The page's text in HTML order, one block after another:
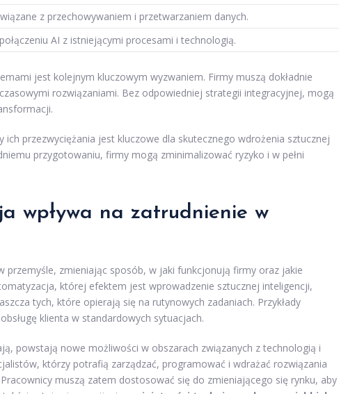
z przechowywaniem i przetwarzaniem danych.
AI z istniejącymi procesami i technologią.
jest kolejnym kluczowym wyzwaniem. Firmy muszą dokładnie
rozwiązaniami. Bez odpowiedniej strategii integracyjnej, mogą
przezwyciężania jest kluczowe dla skutecznego wdrożenia sztucznej
przygotowaniu, firmy mogą zminimalizować ryzyko i w pełni
wpływa na zatrudnienie w
przemyśle, zmieniając sposób, w jaki funkcjonują firmy oraz jakie
której efektem jest wprowadzenie sztucznej inteligencji,
tych, które opierają się na rutynowych zadaniach. Przykłady
klienta w standardowych sytuacjach.
powstają nowe możliwości w obszarach związanych z technologią i
którzy potrafią zarządzać, programować i wdrażać rozwiązania
muszą zatem dostosować się do zmieniającego się rynku, aby